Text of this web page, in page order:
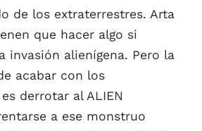
de los extraterrestres. Arta
que hacer algo si
invasión alienígena. Pero la
acabar con los
derrotar al ALIEN
a ese monstruo